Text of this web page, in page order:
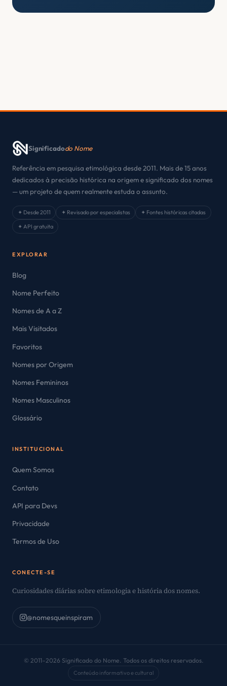
Significadodo Nome
Referência em pesquisa etimológica desde 2011. Mais de 15 anos
dedicados à precisão histórica na origem e significado dos nomes
— um projeto de quem realmente estuda o assunto.
✦ Desde 2011 ✦ Revisado por especialistas
✦ Fontes históricas citadas
✦ API gratuita
EXPLORAR
Blog
Nome Perfeito
Nomes de A a Z
Mais Visitados
Favoritos
Nomes por Origem
Nomes Femininos
Nomes Masculinos
Glossário
INSTITUCIONAL
Quem Somos
Contato
API para Devs
Privacidade
Termos de Uso
CONECTE-SE
Curiosidades diárias sobre etimologia e história dos nomes.
@nomesqueinspiram
© 2011–2026 Significado do Nome. Todos os direitos reservados.
Conteúdo informativo e cultural